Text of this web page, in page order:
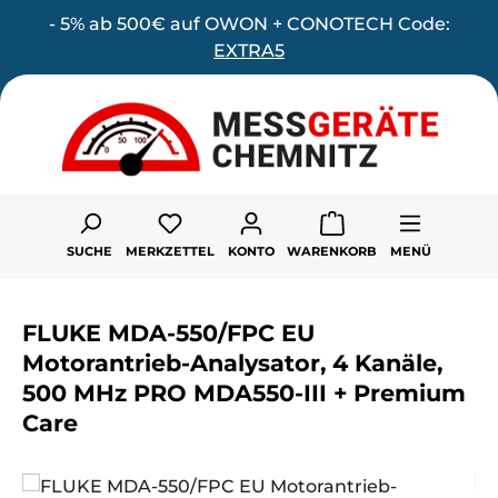
Zum Hauptinhalt springen
- 5% ab 500€ auf OWON + CONOTECH Code:
EXTRA5
SUCHE
Du hast 0 Produkte auf dem
MERKZETTEL KONTO WARENKORB MENÜ
FLUKE MDA-550/FPC EU
Motorantrieb-Analysator, 4 Kanäle,
500 MHz PRO MDA550-III + Premium
Care
Bildergalerie überspringen